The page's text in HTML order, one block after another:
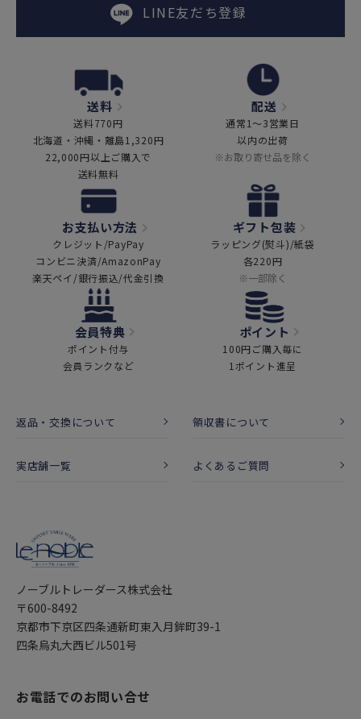
LINE友だち登録
送料
送料770円
北海道・沖縄・離島1,320円
22,000円以上ご購入で
送料無料
配送
通常1～3営業日
以内の出荷
※お取り寄せ品を除く
お支払い方法
クレジット/PayPay
コンビニ決済/AmazonPay
楽天ペイ/銀行振込/代金引換
ギフト包装
ラッピング(熨斗)/紙袋
各220円
※一部除く
会員特典
ポイント付与
会員ランクなど
ポイント
100円ご購入毎に
1ポイント進呈
返品・交換について 領収書について
実店舗一覧 よくあるご質問
ノーブルトレーダース株式会社
〒600-8492
京都市下京区四条通新町東入月鉾町39-1
四条烏丸大西ビル501号
お電話でのお問い合せ